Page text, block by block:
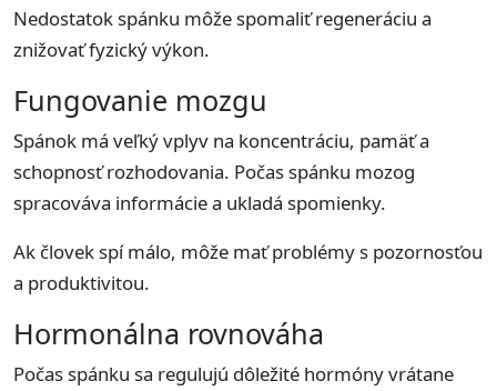
Nedostatok spánku môže spomaliť regeneráciu a
znižovať fyzický výkon.
Fungovanie mozgu
Spánok má veľký vplyv na koncentráciu, pamäť a
schopnosť rozhodovania. Počas spánku mozog
spracováva informácie a ukladá spomienky.
Ak človek spí málo, môže mať problémy s pozornosťou
a produktivitou.
Hormonálna rovnováha
Počas spánku sa regulujú dôležité hormóny vrátane